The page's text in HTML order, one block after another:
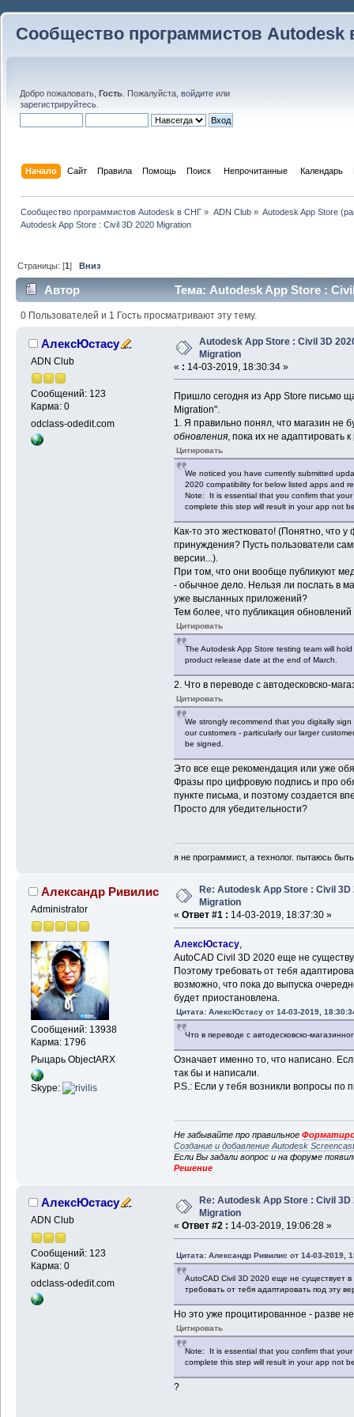
Сообщество программистов Autodesk
Добро пожаловать, Гость . Пожалуйста, войдите или
зарегистрируйтесь
Начало Сайт Правила Помощь Поиск Непрочитанные Календарь
Сообщество программистов Autodesk в СНГ » ADN Club» Autodesk App Store
Autodesk App Store : Civil 3D 2020 Migration
Страницы: [1]Вниз
Автор
Тема: Autodesk App Store :
раз)
0 Пользователей и 1 Гость просматривают эту тему.
АлексЮстасу
ADN Club
Сообщений: 123
Карма: 0
odclass-odedit.com
Autodesk App Store : Civil 3D
Migration
« : 14-03-2019, 18:30:34 »
Пришло сегодня из App Store письмо
Migration".
1. Я правильно понял, что магазин не
обновления, пока их не адаптировать
Цитировать
We noticed you have currently submitted
2020 compatibility for below listed apps and
Note: It is essential that you confirm that
complete this step will result in your app not
Как-то это жестковато! (Понятно, что
принуждения? Пусть пользователи
версии...).
При том, что они вообще публикуют
- обычное дело. Нельзя ли послать в
уже высланных приложений?
Тем более, что публикация
Цитировать
The Autodesk App Store testing team will
product release date at the end of March.
2. Что в переводе с автодесковско-
Цитировать
We strongly recommend that you digitally
our customers - particularly our larger
be signed.
Это все еще рекомендация или уже
Фразы про цифровую подпись и про
пункте письма, и поэтому создается
Просто для убедительности?
я не программист, а технолог. пытаюсь
Александр Ривилис
Administrator
Сообщений: 13938
Карма: 1796
Рыцарь ObjectARX
Skype:
Re: Autodesk App Store : Civil 3D
Migration
« Ответ #1 : 14-03-2019, 18:37:30 »
АлексЮстасу,
AutoCAD Civil 3D 2020 еще не
Поэтому требовать от тебя
возможно, что пока до выпуска
будет приостановлена.
Цитата: АлексЮстасу от 14-03-2019,
Что в переводе с автодесковско-
Означает именно то, что написано.
так бы и написали.
P.S.: Если у тебя возникли вопросы по
Не забывайте про правильное
Создание и добавление Autodesk
Если Вы задали вопрос и на форуме
Решение
АлексЮстасу
ADN Club
Сообщений: 123
Карма: 0
odclass-odedit.com
Re: Autodesk App Store : Civil 3D
Migration
« Ответ #2 : 14-03-2019, 19:06:28 »
Цитата: Александр Ривилис от 14-03-2019,
AutoCAD Civil 3D 2020 еще не существует
требовать от тебя адаптировать под эту
Но это уже процитированное - разве
Цитировать
Note: It is essential that you confirm that
complete this step will result in your app not
?